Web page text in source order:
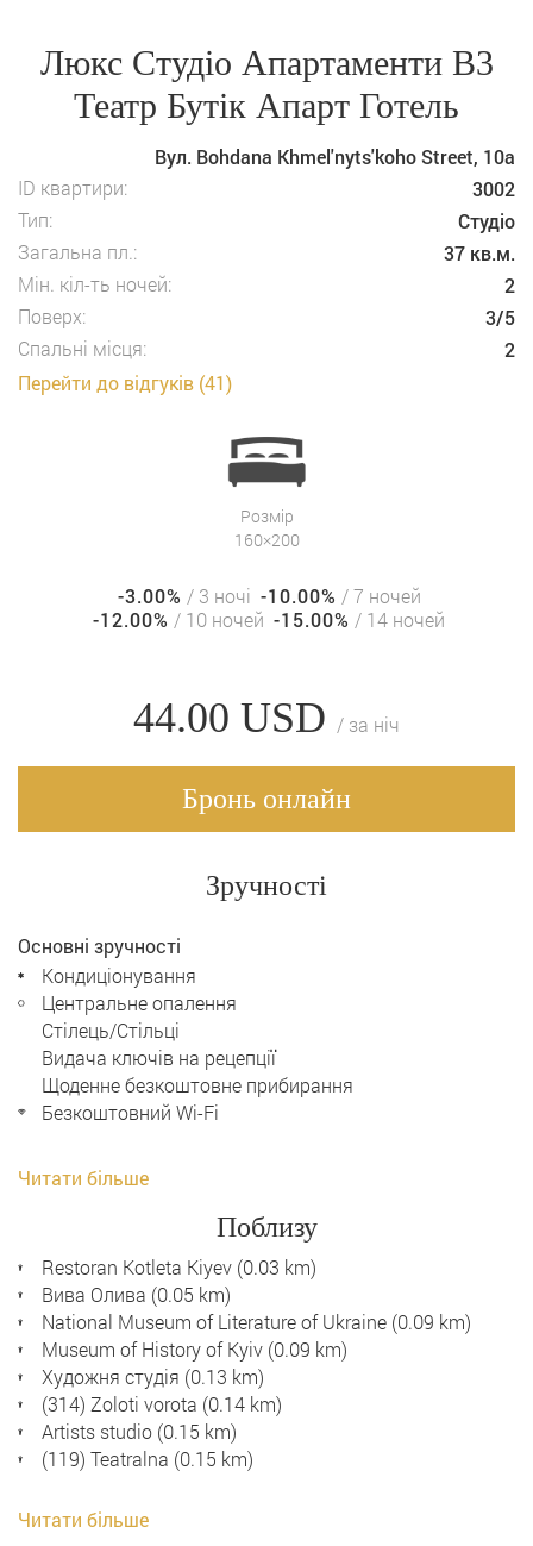
Люкс Студіо Апартаменти B3
Театр Бутік Апарт Готель
Вул. Bohdana Khmel'nyts'koho Street, 10а
ID квартири:
3002
Тип:
Студіо
Загальна пл.:
37 кв.м.
Мін. кіл-ть ночей:
2
Поверх:
3/5
Спальні місця:
2
Перейти до відгуків (41)
Розмір
160×200
-3.00% / 3 ночі -10.00% / 7 ночей
-12.00% / 10 ночей -15.00% / 14 ночей
44.00 USD / за ніч
Бронь онлайн
Зручності
Основні зручності
Кондиціонування
Центральне опалення
Стілець/Стільці
Видача ключів на рецепції
Щоденне безкоштовне прибирання
Безкоштовний Wi-Fi
Читати більше
Поблизу
Restoran Kotleta Kiyev (0.03 km)
Вива Олива (0.05 km)
National Museum of Literature of Ukraine (0.09 km)
Museum of History of Kyiv (0.09 km)
Художня студія (0.13 km)
(314) Zoloti vorota (0.14 km)
Artists studio (0.15 km)
(119) Teatralna (0.15 km)
Читати більше